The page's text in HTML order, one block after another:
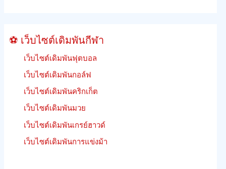
พัน
⚽ เว็บไซต์เดิมพันกีฬา
เว็บไซต์เดิมพันฟุตบอล
เว็บไซต์เดิมพันกอล์ฟ
เว็บไซต์เดิมพันคริกเก็ต
เว็บไซต์เดิมพันมวย
เว็บไซต์เดิมพันเกรย์ฮาวด์
เว็บไซต์เดิมพันการแข่งม้า